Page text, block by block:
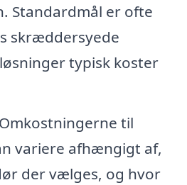
Standardmål er ofte
skræddersyede
typisk koster
Omkostningerne til
variere afhængigt af,
der vælges, og hvor